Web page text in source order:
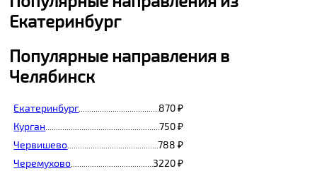
Екатеринбург
Популярные направления в
Челябинск
Екатеринбург
870 ₽
Курган
750 ₽
Червишево
788 ₽
Черемухово
3220 ₽